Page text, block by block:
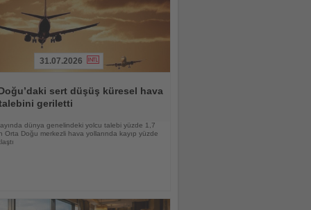
31.07.2026
sert düşüş küresel hava
geriletti
dünya genelindeki yolcu talebi yüzde 1,7
Orta Doğu merkezli hava yollarında kayıp yüzde